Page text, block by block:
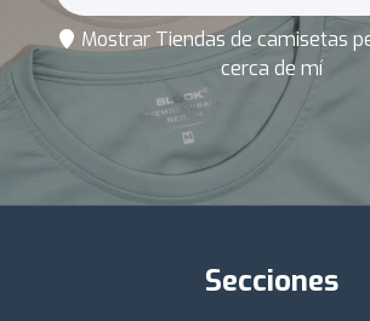
Mostrar Tiendas de camisetas
cerca de mí
Secciones